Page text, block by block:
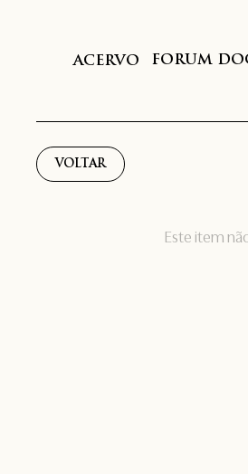
ACERVO FORUM
VOLTAR
Este item